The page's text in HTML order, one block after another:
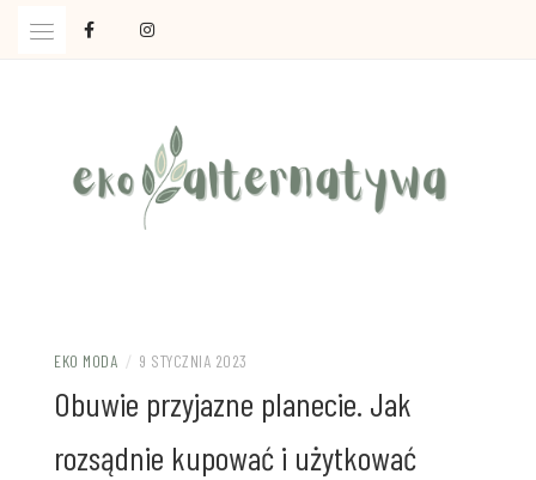
EKO MODA / 9 STYCZNIA 2023
Obuwie przyjazne planecie. Jak
rozsądnie kupować i użytkować